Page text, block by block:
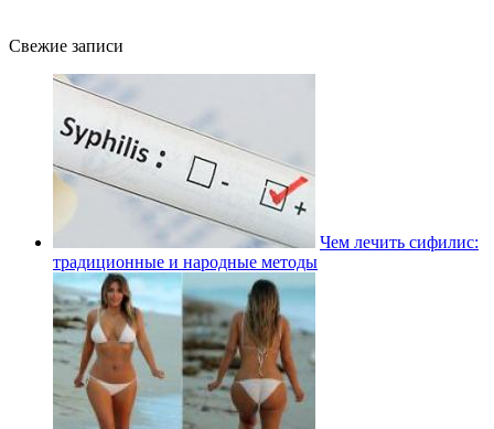
Свежие записи
Чем лечить сифилис:
традиционные и народные методы